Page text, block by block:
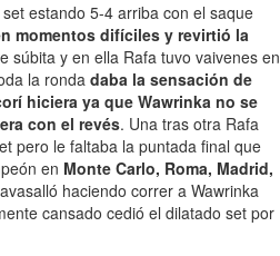
estando 5-4 arriba con el saque
momentos difíciles y revirtió la
súbita y en ella Rafa tuvo vaivenes en
la ronda daba la sensación de
hiciera ya que Wawrinka no se
con el revés. Una tras otra Rafa
pero le faltaba la puntada final que
en Monte Carlo, Roma, Madrid,
avasalló haciendo correr a Wawrinka
cansado cedió el dilatado set por